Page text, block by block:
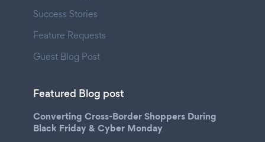
Success Stories
Feature Requests
Guest Blog Post
Featured Blog post
Converting Cross-Border Shoppers During
Black Friday & Cyber Monday